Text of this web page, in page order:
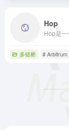
Hop
Hop是一
多链桥 # Arbitrum